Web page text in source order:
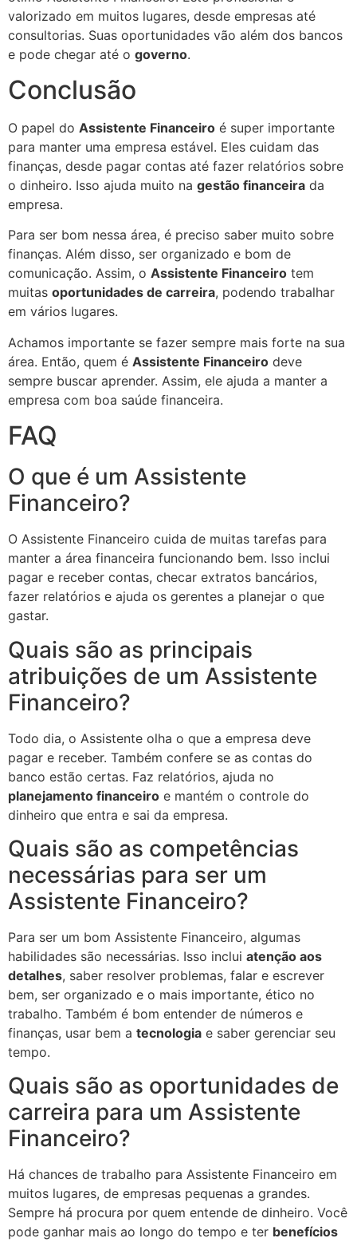
valorizado em muitos lugares, desde empresas até
consultorias. Suas oportunidades vão além dos bancos
e pode chegar até o governo.
Conclusão
O papel do Assistente Financeiro é super importante
para manter uma empresa estável. Eles cuidam das
finanças, desde pagar contas até fazer relatórios sobre
o dinheiro. Isso ajuda muito na gestão financeira da
empresa.
Para ser bom nessa área, é preciso saber muito sobre
finanças. Além disso, ser organizado e bom de
comunicação. Assim, o Assistente Financeiro tem
muitas oportunidades de carreira, podendo trabalhar
em vários lugares.
Achamos importante se fazer sempre mais forte na sua
área. Então, quem é Assistente Financeiro deve
sempre buscar aprender. Assim, ele ajuda a manter a
empresa com boa saúde financeira.
FAQ
O que é um Assistente
Financeiro?
O Assistente Financeiro cuida de muitas tarefas para
manter a área financeira funcionando bem. Isso inclui
pagar e receber contas, checar extratos bancários,
fazer relatórios e ajuda os gerentes a planejar o que
gastar.
Quais são as principais
atribuições de um Assistente
Financeiro?
Todo dia, o Assistente olha o que a empresa deve
pagar e receber. Também confere se as contas do
banco estão certas. Faz relatórios, ajuda no
planejamento financeiro e mantém o controle do
dinheiro que entra e sai da empresa.
Quais são as competências
necessárias para ser um
Assistente Financeiro?
Para ser um bom Assistente Financeiro, algumas
habilidades são necessárias. Isso inclui atenção aos
detalhes, saber resolver problemas, falar e escrever
bem, ser organizado e o mais importante, ético no
trabalho. Também é bom entender de números e
finanças, usar bem a tecnologia e saber gerenciar seu
tempo.
Quais são as oportunidades de
carreira para um Assistente
Financeiro?
Há chances de trabalho para Assistente Financeiro em
muitos lugares, de empresas pequenas a grandes.
Sempre há procura por quem entende de dinheiro. Você
pode ganhar mais ao longo do tempo e ter benefícios